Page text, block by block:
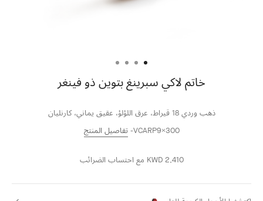
خاتم لاكي سبرينغ بتوين ذو فينغر
ذهب وردي 18 قيراط، عرق اللؤلؤ، عقيق يماني، كارنليان
VCARP9X300 تفاصيل المنتج
KWD 2,410 مع احتساب الضرائب